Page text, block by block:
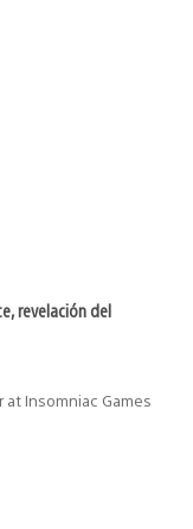
revelación del
Insomniac Games